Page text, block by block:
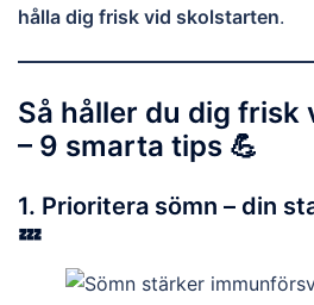
hålla dig frisk vid skolstarten.
Så håller du dig frisk
– 9 smarta tips 💪
1. Prioritera sömn – din
💤